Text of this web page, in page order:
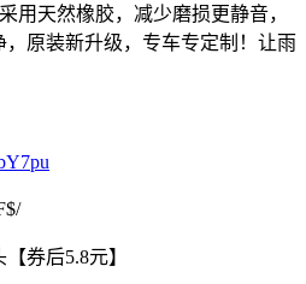
用天然橡胶，减少磨损更静音，
原装新升级，专车专定制！让雨
券后5.8元】